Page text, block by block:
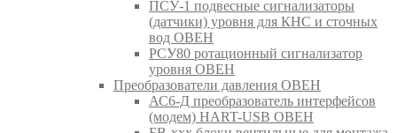
ПСУ-1 подвесные сигнализаторы
(датчики) уровня для КНС и сточных
вод ОВЕН
РСУ80 ротационный сигнализатор
уровня ОВЕН
Преобразователи давления ОВЕН
АС6-Д преобразователь интерфейсов
(модем) HART-USB ОВЕН